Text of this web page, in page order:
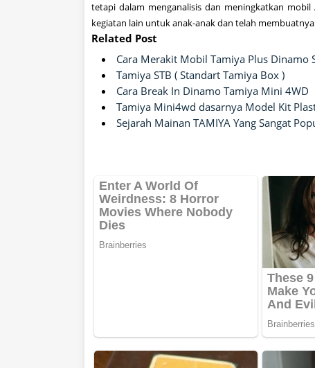
tetapi dalam menganalisis dan meningkatkan mobil
kegiatan lain untuk anak-anakdan telah
Related Post
Cara Merakit Mobil Tamiya Plus Dinamo
Tamiya STB ( Standart Tamiya Box )
Cara Break In Dinamo Tamiya Mini 4WD
Tamiya Mini4wd dasarnya Model Kit
Sejarah Mainan TAMIYA Yang Sangat